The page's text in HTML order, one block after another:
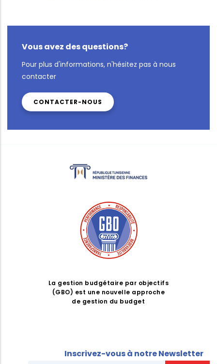
Vous avez des questions?
Pour plus d'informations, n'hésitez pas à nous
contacter
CONTACTER-NOUS
La gestion budgétaire par objectifs
(GBO) est une nouvelle approche
de gestion du budget
Inscrivez-vous à notre Newsletter